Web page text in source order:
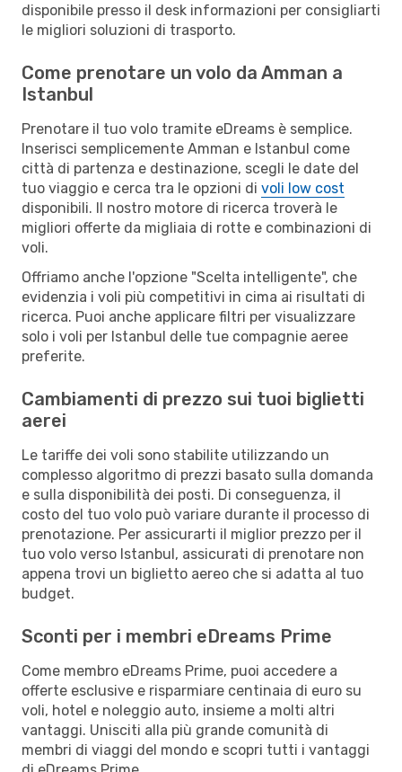
disponibile presso il desk informazioni per consigliarti
le migliori soluzioni di trasporto.
Come prenotare un volo da Amman a
Istanbul
Prenotare il tuo volo tramite eDreams è semplice.
Inserisci semplicemente Amman e Istanbul come
città di partenza e destinazione, scegli le date del
tuo viaggio e cerca tra le opzioni di voli low cost
disponibili. Il nostro motore di ricerca troverà le
migliori offerte da migliaia di rotte e combinazioni di
voli.
Offriamo anche l'opzione "Scelta intelligente", che
evidenzia i voli più competitivi in cima ai risultati di
ricerca. Puoi anche applicare filtri per visualizzare
solo i voli per Istanbul delle tue compagnie aeree
preferite.
Cambiamenti di prezzo sui tuoi biglietti
aerei
Le tariffe dei voli sono stabilite utilizzando un
complesso algoritmo di prezzi basato sulla domanda
e sulla disponibilità dei posti. Di conseguenza, il
costo del tuo volo può variare durante il processo di
prenotazione. Per assicurarti il miglior prezzo per il
tuo volo verso Istanbul, assicurati di prenotare non
appena trovi un biglietto aereo che si adatta al tuo
budget.
Sconti per i membri eDreams Prime
Come membro eDreams Prime, puoi accedere a
offerte esclusive e risparmiare centinaia di euro su
voli, hotel e noleggio auto, insieme a molti altri
vantaggi. Unisciti alla più grande comunità di
membri di viaggi del mondo e scopri tutti i vantaggi